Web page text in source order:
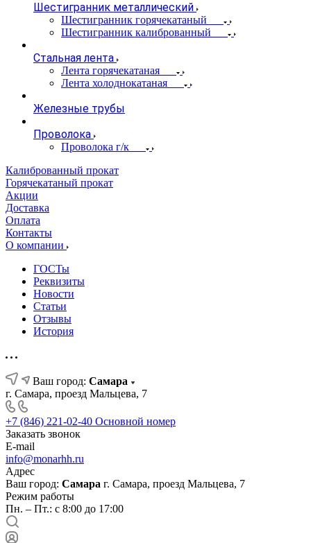
Шестигранник металлический
Шестигранник горячекатаный
Шестигранник калиброванный
Стальная лента
Лента горячекатаная
Лента холоднокатаная
Железные трубы
Проволока
Проволока г/к
Калиброванный прокат
Горячекатаный прокат
Акции
Доставка
Оплата
Контакты
О компании
ГОСТы
Реквизиты
Новости
Статьи
Отзывы
История
Ваш город: Самара
г. Самара, проезд Мальцева, 7
+7 (846) 221-02-40 Основной номер
Заказать звонок
E-mail
info@monarhh.ru
Адрес
Ваш город: Самара г. Самара, проезд Мальцева, 7
Режим работы
Пн. – Пт.: с 8:00 до 17:00